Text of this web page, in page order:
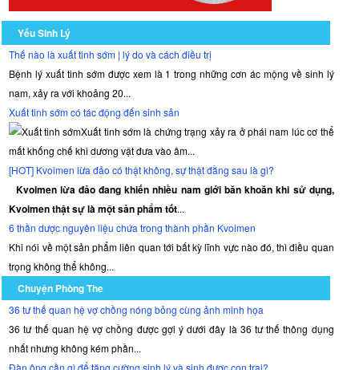
Yếu Sinh Lý
Thế nào là xuất tinh sớm | lý do và cách điều trị
Bệnh lý xuất tinh sớm được xem là 1 trong những cơn ác mộng về sinh lý
nam, xảy ra với khoảng 20...
Xuất tinh sớm có tác động đến sinh sản
Xuất tinh sớm là chứng trạng xảy ra ở phái nam lúc cơ thể
mất khống chế khi dương vật đưa vào âm...
[HOT] Kvoimen lừa đảo có thật không, sự thật đằng sau là gì?
Kvoimen lừa đảo đang khiến nhiều nam giới băn khoăn khi sử dụng,
Kvoimen thật sự là một sản phẩm tốt...
6 thần dược nguyên liệu chứa trong thành phần Kvoimen
Khi nói về một sản phẩm liên quan tới bất kỳ lĩnh vực nào đó, thì điều quan
trọng không thể không...
Chuyện Phòng The
36 tư thế quan hệ vợ chồng nóng bỏng cùng ảnh minh họa
36 tư thế quan hệ vợ chồng được gợi ý dưới đây là 36 tư thế thông dụng
nhất nhưng không kém phần...
Đàn ông cần gì để tăng cường sinh lý và sinh được con trai?